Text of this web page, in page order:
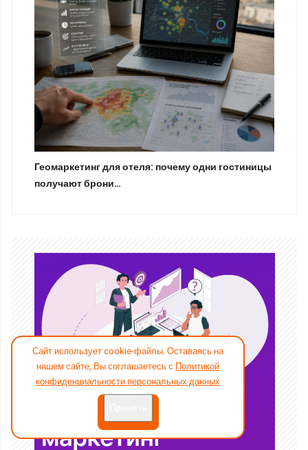
Геомаркетинг для отеля: почему одни гостиницы
получают брони…
Сайт использует cookie-файлы. Оставаясь на
нашем сайте, Вы соглашаетесь с Политикой
конфиденциальности персональных данных